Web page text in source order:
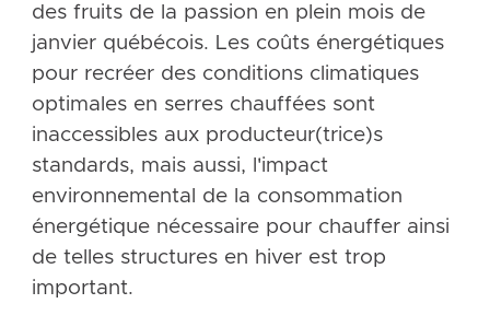
des fruits de la passion en plein mois de
janvier québécois. Les coûts énergétiques
pour recréer des conditions climatiques
optimales en serres chauffées sont
inaccessibles aux producteur(trice)s
standards, mais aussi, l'impact
environnemental de la consommation
énergétique nécessaire pour chauffer ainsi
de telles structures en hiver est trop
important.